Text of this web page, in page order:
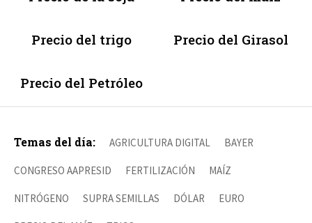
Precio del trigo Precio del Girasol
Precio del Petróleo
Temas del día: AGRICULTURA DIGITAL BAYER
CONGRESO AAPRESID FERTILIZACIÓN MAÍZ
NITRÓGENO SUPRA SEMILLAS DÓLAR EURO